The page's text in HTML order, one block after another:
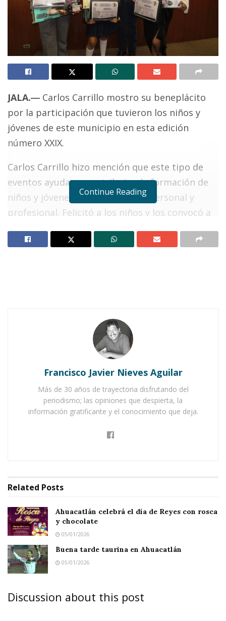
JALA.― Carlos Carrillo mostro su beneplácito
por la participación que tuvieron los niños y
jóvenes de este municipio en esta edición
número XXIX.
Carlos Carrillo hizo mención que este tipo de
eventos ayudan a contribuir a la formación de
niños y jóvenes en su desarrollo personal y
profesional. Felicitó a los niños y los convocó a
familia los sigan apoyando; “todos son
Ahuacatlán celebrá el día de Reyes con rosca y
Buena tarde taurina en Ahuacatlán
El alcalde de Jala dijo que “desde un inicio el
promoción y el fortalecimiento de la cultura
una gran conciencia nacional y memoria
mejor herramienta para combatir la ociosidad,
las adicciones y los vicios”, finalizó.
Continue Reading
Francisco Javier Nieves Aguilar
Más de 30 años de trayectoria disfrutando del
periodismo; las opiniones que despierta, la
información gratificante y el conocimiento que deja.
Related Posts
Ahuacatlán celebrá el día de Reyes con rosca
y chocolate
05/01/2026
Buena tarde taurina en Ahuacatlán
05/01/2026
Discussion about this post